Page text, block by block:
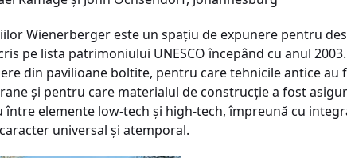
Wienerberger este un spaţiu de expunere pentru
pe lista patrimoniului UNESCO începând cu anul
din pavilioane boltite, pentru care tehnicile antice
şi pentru care materialul de construcţie a fost
între elemente low-tech şi high-tech, împreună cu
universal şi atemporal.